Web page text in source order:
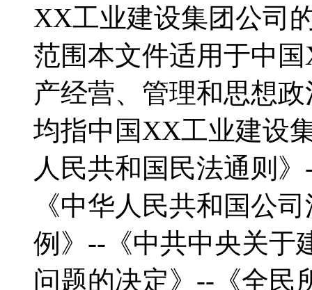
XX工业建设集团公司
范围本文件适用于中
产经营、管理和思想
均指中国XX工业建设
人民共和国民法通则
《中华人民共和国公
例》--《中共中央关于
问题的决定》--《全民